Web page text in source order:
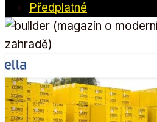
Předplatné